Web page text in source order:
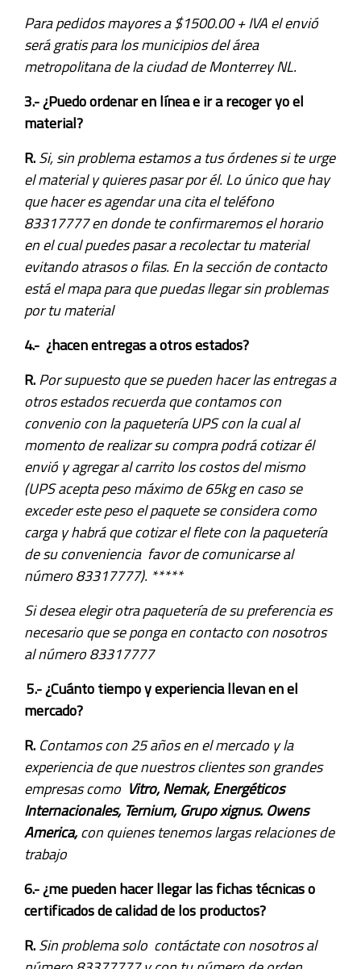
Para pedidos mayores a $1500.00 + IVA el envió
será gratis para los municipios del área
metropolitana de la ciudad de Monterrey NL.
3.- ¿Puedo ordenar en línea e ir a recoger yo el
material?
R.Si, sin problema estamos a tus órdenes si te urge
el material y quieres pasar por él. Lo único que hay
que hacer es agendar una cita el teléfono
83317777 en donde te confirmaremos el horario
en el cual puedes pasar a recolectar tu material
evitando atrasos o filas. En la sección de contacto
está el mapa para que puedas llegar sin problemas
por tu material
4.- ¿hacen entregas a otros estados?
R.Por supuesto que se pueden hacer las entregas a
otros estados recuerda que contamos con
convenio con la paquetería UPS con la cual al
momento de realizar su compra podrá cotizar él
envió y agregar al carrito los costos del mismo
(UPS acepta peso máximo de 65kg en caso se
exceder este peso el paquete se considera como
carga y habrá que cotizar el flete con la paquetería
de su conveniencia favor de comunicarse al
número 83317777). *****
Si desea elegir otra paquetería de su preferencia es
necesario que se ponga en contacto con nosotros
al número 83317777
5.- ¿Cuánto tiempo y experiencia llevan en el
mercado?
R. Contamos con 25 años en el mercado y la
experiencia de que nuestros clientes son grandes
empresas como Vitro, Nemak, Energéticos
Internacionales, Ternium, Grupo xignus. Owens
America,con quienes tenemos largas relaciones de
trabajo
6.- ¿me pueden hacer llegar las fichas técnicas o
certificados de calidad de los productos?
R.Sin problema solo contáctate con nosotros al